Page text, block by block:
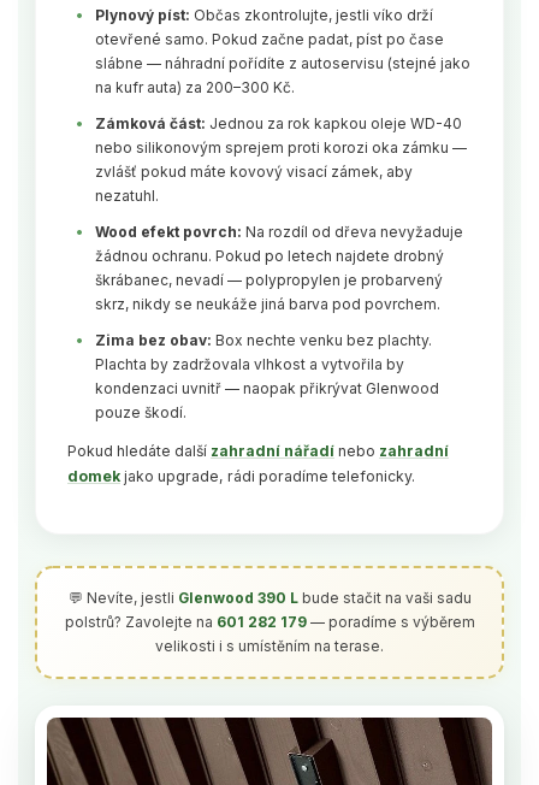
Plynový píst: Občas zkontrolujte, jestli víko drží
otevřené samo. Pokud začne padat, píst po čase
slábne — náhradní pořídíte z autoservisu (stejné jako
na kufr auta) za 200–300 Kč.
Zámková část: Jednou za rok kapkou oleje WD-40
nebo silikonovým sprejem proti korozi oka zámku —
zvlášť pokud máte kovový visací zámek, aby
nezatuhl.
Wood efekt povrch: Na rozdíl od dřeva nevyžaduje
žádnou ochranu. Pokud po letech najdete drobný
škrábanec, nevadí — polypropylen je probarvený
skrz, nikdy se neukáže jiná barva pod povrchem.
Zima bez obav: Box nechte venku bez plachty.
Plachta by zadržovala vlhkost a vytvořila by
kondenzaci uvnitř — naopak přikrývat Glenwood
pouze škodí.
Pokud hledáte další zahradní nářadí nebo zahradní
domek jako upgrade, rádi poradíme telefonicky.
💬 Nevíte, jestli Glenwood 390 Lbude stačit na vaši sadu
polstrů? Zavolejte na 601 282 179— poradíme s výběrem
velikosti i s umístěním na terase.